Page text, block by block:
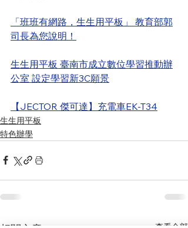
「班班有網路，生生用平板」 教育部郭
司長為您說明！
生生用平板 臺南市成立數位學習推動辦
公室 設定學習新3C願景
【JECTOR 傑可達】充電車EK-T34
生生用平板
特色辦學